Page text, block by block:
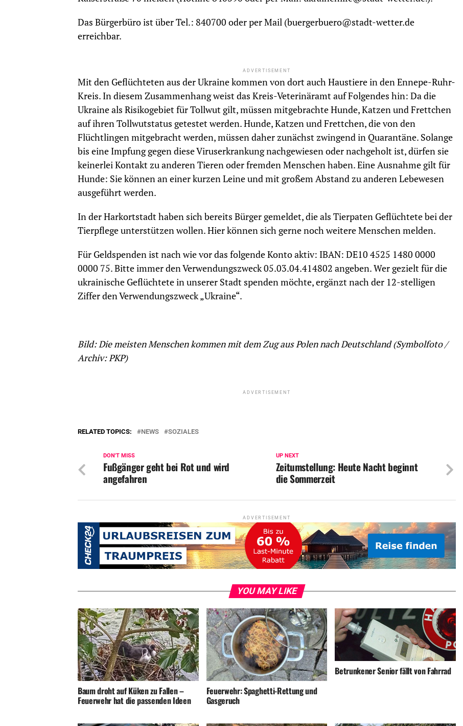
Das Bürgerbüro ist über Tel.: 840700 oder per Mail (buergerbuero@stadt-wetter.de
erreichbar.
ADVERTISEMENT
Mit den Geflüchteten aus der Ukraine kommen von dort auch Haustiere in den Ennepe-Ruhr-
Kreis. In diesem Zusammenhang weist das Kreis-Veterinäramt auf Folgendes hin: Da die
Ukraine als Risikogebiet für Tollwut gilt, müssen mitgebrachte Hunde, Katzen und Frettchen
auf ihren Tollwutstatus getestet werden. Hunde, Katzen und Frettchen, die von den
Flüchtlingen mitgebracht werden, müssen daher zunächst zwingend in Quarantäne. Solange
bis eine Impfung gegen diese Viruserkrankung nachgewiesen oder nachgeholt ist, dürfen sie
keinerlei Kontakt zu anderen Tieren oder fremden Menschen haben. Eine Ausnahme gilt für
Hunde: Sie können an einer kurzen Leine und mit großem Abstand zu anderen Lebewesen
ausgeführt werden.
In der Harkortstadt haben sich bereits Bürger gemeldet, die als Tierpaten Geflüchtete bei der
Tierpflege unterstützen wollen. Hier können sich gerne noch weitere Menschen melden.
Für Geldspenden ist nach wie vor das folgende Konto aktiv: IBAN: DE10 4525 1480 0000
0000 75. Bitte immer den Verwendungszweck 05.03.04.414802 angeben. Wer gezielt für die
ukrainische Geflüchtete in unserer Stadt spenden möchte, ergänzt nach der 12-stelligen
Ziffer den Verwendungszweck „Ukraine“.
Bild: Die meisten Menschen kommen mit dem Zug aus Polen nach Deutschland (Symbolfoto /
Archiv: PKP)
ADVERTISEMENT
RELATED TOPICS: NEWS SOZIALES
UP NEXT
Zeitumstellung: Heute Nacht beginnt
die Sommerzeit
DON'T MISS
Fußgänger geht bei Rot und wird
angefahren
ADVERTISEMENT
YOU MAY LIKE
Baum droht auf Küken zu Fallen –
Feuerwehr hat die passenden Ideen
Feuerwehr: Spaghetti-Rettung und
Gasgeruch
Betrunkener Senior fällt von Fahrrad